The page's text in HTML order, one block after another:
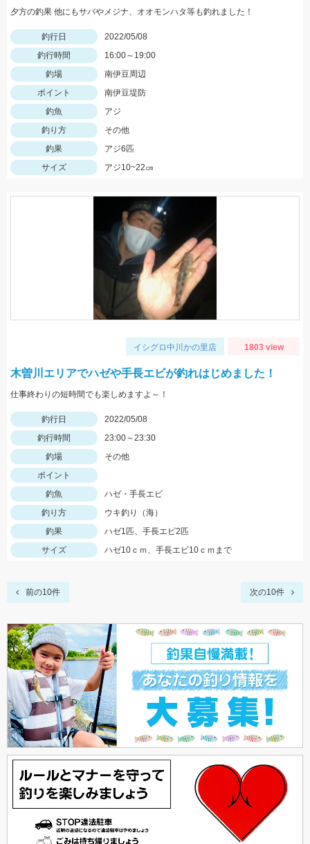
夕方の釣果 他にもサバやメジナ、オオモンハタ等も釣れました！
釣行日
2022/05/08
釣行時間
16:00～19:00
釣場
南伊豆周辺
ポイント
南伊豆堤防
釣魚
アジ
釣り方
その他
釣果
アジ6匹
サイズ
アジ10~22㎝
イシグロ中川かの里店 1803 view
木曽川エリアでハゼや手長エビが釣れはじめました！
仕事終わりの短時間でも楽しめますよ～！
釣行日
2022/05/08
釣行時間
23:00～23:30
釣場
その他
ポイント
釣魚
ハゼ・手長エビ
釣り方
ウキ釣り（海）
釣果
ハゼ1匹、手長エビ2匹
サイズ
ハゼ10ｃｍ、手長エビ10ｃｍまで
前の10件 次の10件